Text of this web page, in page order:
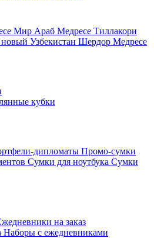
Мир Араб Медресе Тиллакори
Узбекистан Шердор Медресе
кубки
дипломаты Промо-сумки
Сумки для ноутбука Сумки
на заказ
Наборы с ежедневниками